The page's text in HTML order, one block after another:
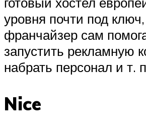
уровня почти под ключ,
франчайзер сам
запустить рекламную
набрать персонал и т.
Nice